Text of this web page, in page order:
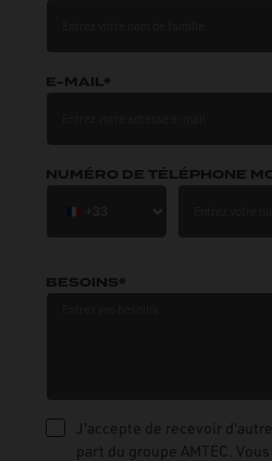
E-MAIL*
NUMÉRO DE TÉLÉPHONE
BESOINS*
J'accepte de recevoir
part du groupe AMTEC.